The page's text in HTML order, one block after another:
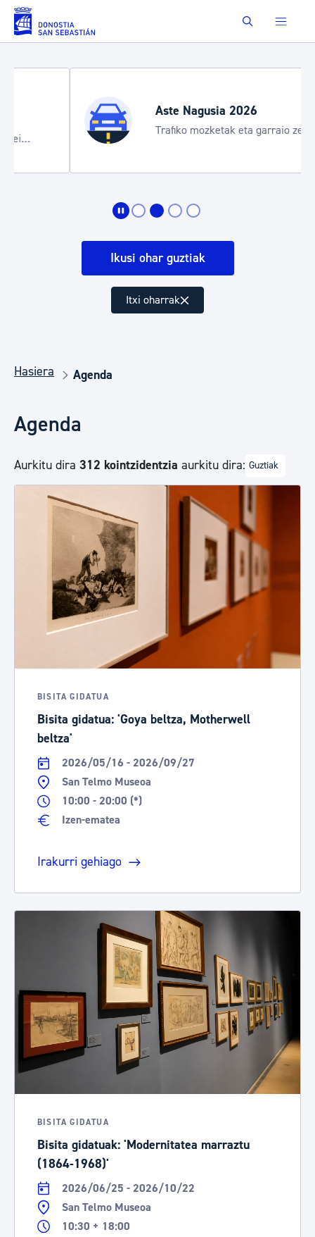
Eduki nagusira joan Buscar
Aste Nagusia 2026
Trafiko mozketak eta garraio zerbitzu
bereziak
Ikusi ohar guztiak
Itxi oharrak
Hasiera Agenda
Agenda
Aurkitu dira 312 kointzidentzia aurkitu dira: Guztiak
BISITA GIDATUA
Bisita gidatua: 'Goya beltza, Motherwell
beltza'
2026/05/16 - 2026/09/27
San Telmo Museoa
10:00 - 20:00 (*)
Izen-ematea
Irakurri gehiago
BISITA GIDATUA
Bisita gidatuak: 'Modernitatea marraztu
(1864-1968)'
2026/06/25 - 2026/10/22
San Telmo Museoa
10:30 + 18:00